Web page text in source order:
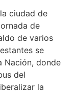
ciudad de
de
de varios
se
Nación, donde
del
la